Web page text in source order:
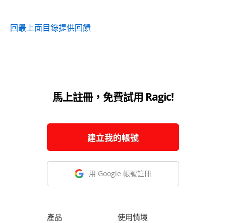
回最上面目錄提供回饋
馬上註冊，免費試用 Ragic!
建立我的帳號
用 Google 帳號註冊
產品
使用情境